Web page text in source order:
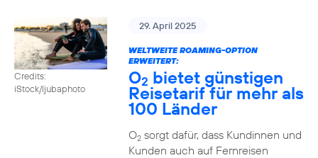
Credits:
iStock/ljubaphoto
29. April 2025
WELTWEITE ROAMING-OPTION
ERWEITERT:
O2 bietet günstigen
Reisetarif für mehr als
100 Länder
O2sorgt dafür, dass Kundinnen und
Kunden auch auf Fernreisen